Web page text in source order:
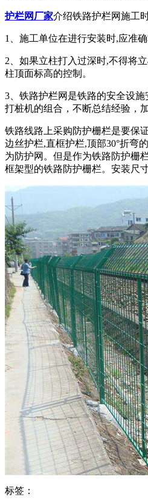
护栏网厂家介绍铁路护栏网施工
1、施工单位在进行安装时,应准
2、如果立柱打入过深时,不得将
柱顶面标高的控制。
3、铁路护栏网是铁路的安全设
打桩机的组合，不断总结经验，
铁路线路上采购防护栅栏是要保
边丝护栏,直框护栏,顶部30°折弯
为防护网。但是作为铁路防护栅
框架型的铁路防护栅栏。安装尺
标签：